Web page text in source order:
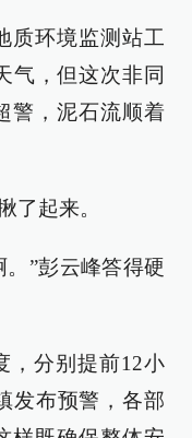
质环境监测站工
气，但这次非同
，泥石流顺着
了起来。
。”彭云峰答得硬
，分别提前12小
发布预警，各部